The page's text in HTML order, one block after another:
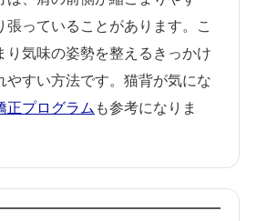
張っていることがあります。こ
り気味の姿勢を整えるきっかけ
やすい方法です。猫背が気にな
正プログラム も参考になりま